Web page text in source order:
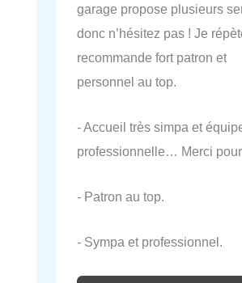
garage propose plusieurs
donc n’hésitez pas ! Je
recommande fort patron et
personnel au top.
- Accueil très simpa et
professionnelle… Merci
- Patron au top.
- Sympa et professionnel.